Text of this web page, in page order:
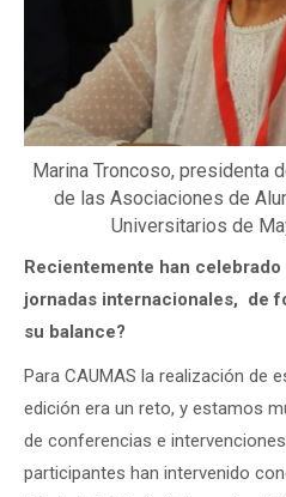
Marina Troncoso, presidenta
de las Asociaciones de
Universitarios de
Recientemente han
jornadas internacionales, de
su balance?
Para CAUMAS la realización de
edición era un reto, y estamos
de conferencias e
participantes han intervenido